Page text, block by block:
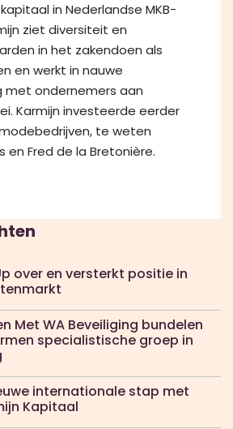
in Nederlandse MKB-
ziet diversiteit en
in het zakendoen als
en werkt in nauwe
met ondernemers aan
Karmijn investeerde eerder
te weten
en Fred de la Bretonière.
over en versterkt positie in
Met WA Beveiliging bundelen
specialistische groep in
internationale stap met
Kapitaal